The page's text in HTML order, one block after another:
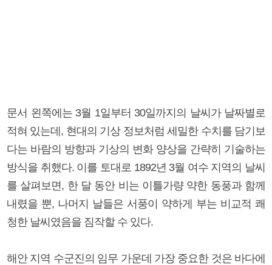
문서 왼쪽에는 3월 1일부터 30일까지의 날씨가 날짜별로
적혀 있는데, 현대의 기상 정보처럼 세밀한 수치를 담기보
다는 바람의 방향과 기상의 변화 양상을 간략히 기술하는
방식을 취했다. 이를 토대로 1892년 3월 여수 지역의 날씨
를 살펴보면, 한 달 동안 비는 이틀가량 약한 동풍과 함께
내렸을 뿐, 나머지 날들은 서풍이 약하게 부는 비교적 쾌
청한 날씨였음을 짐작할 수 있다.
해안 지역 수군진의 임무 가운데 가장 중요한 것은 바다에